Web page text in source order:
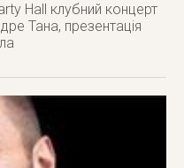
Hall клубний концерт
Тана, презентація